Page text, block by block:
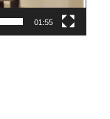
01:55